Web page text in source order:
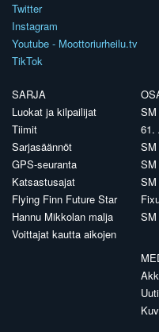
Twitter
Instagram
Youtube - Moottoriurheilu.tv
TikTok
SARJA
Luokat ja kilpailijat
Tiimit
Sarjasäännöt
GPS-seuranta
Katsastusajat
Flying Finn Future Star
Hannu Mikkolan malja
Voittajat kautta aikojen
61.
SM
SM